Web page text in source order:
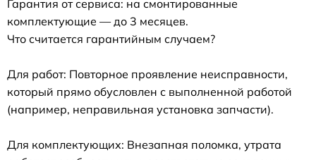
Гарантия от сервиса: на смонтированные
комплектующие — до 3 месяцев.
Что считается гарантийным случаем?
Для работ: Повторное проявление неисправности,
который прямо обусловлен с выполненной работой
(например, неправильная установка запчасти).
Для комплектующих: Внезапная поломка, утрата